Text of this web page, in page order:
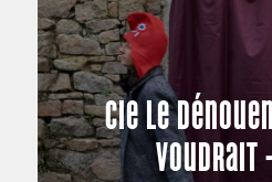
Cie Le
Voudrait